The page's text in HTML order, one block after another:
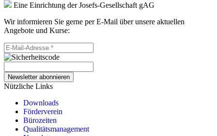
Eine Einrichtung der Josefs-Gesellschaft gAG
Wir informieren Sie gerne per E-Mail über unsere aktuellen
Angebote und Kurse:
Newsletter abonnieren
Nützliche Links
Downloads
Förderverein
Bürozeiten
Qualitätsmanagement